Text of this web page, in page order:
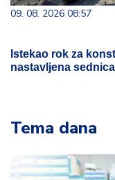
09. 08. 2026 08:57
Istekao rok za
nastavljena
Tema dana